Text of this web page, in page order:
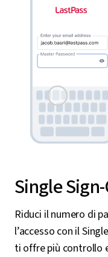
Single
Riduci il numero di
l’accesso con il
ti offre più controllo